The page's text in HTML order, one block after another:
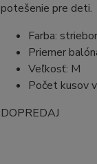
potešenie pre deti.
Farba:
Priemer
Veľkosť: M
Počet kusov
DOPREDAJ